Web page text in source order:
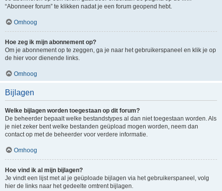
“Abonneer forum” te klikken nadat je een forum geopend hebt.
Omhoog
Hoe zeg ik mijn abonnement op?
Om je abonnement op te zeggen, ga je naar het gebruikerspaneel en klik je op
de hier voor dienende links.
Omhoog
Bijlagen
Welke bijlagen worden toegestaan op dit forum?
De beheerder bepaalt welke bestandstypes al dan niet toegestaan worden. Als
je niet zeker bent welke bestanden geüpload mogen worden, neem dan
contact op met de beheerder voor verdere informatie.
Omhoog
Hoe vind ik al mijn bijlagen?
Je vindt een lijst met al je geüploade bijlagen via het gebruikerspaneel, volg
hier de links naar het gedeelte omtrent bijlagen.